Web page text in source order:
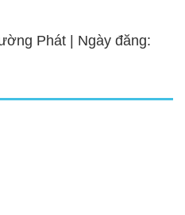
Phát | Ngày đăng: